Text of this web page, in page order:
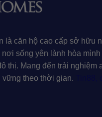
là căn hộ cao cấp sở hữu
sống yên lành hòa mình
thị. Mang đến trải nghiệm
vững theo thời gian.